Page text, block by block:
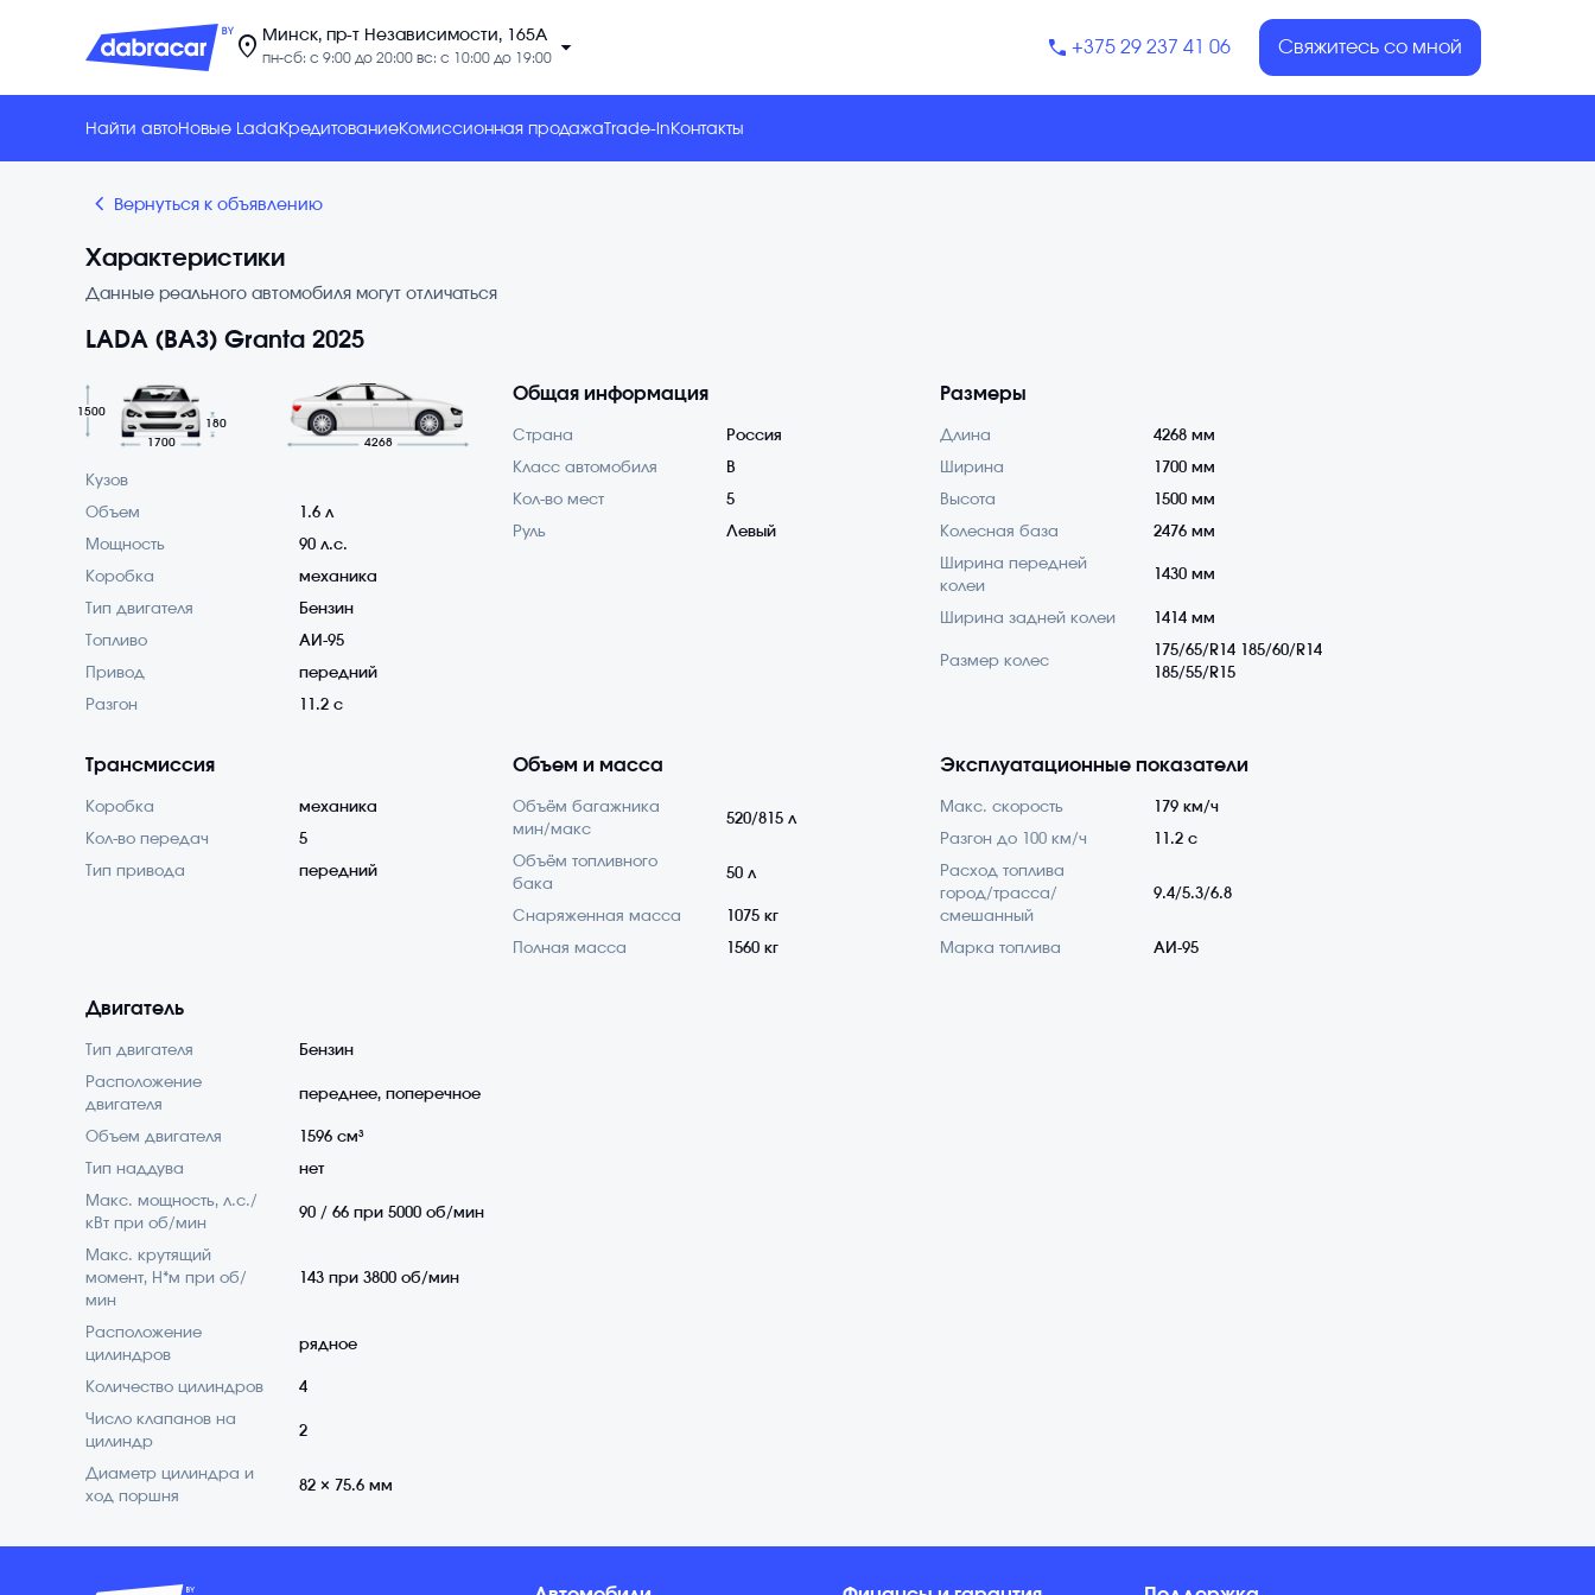
location_on Минск, пр-т Независимости, 165А
пн-сб: с 9:00 до 20:00 вс: с 10:00 до 19:00 arrow_drop_down +375 29 237 41 06 Свяжитесь со мной
Найти автоНовые Lada КредитованиеКомиссионная продажа Trade-in Контакты
chevron_backward Вернуться к объявлению
Характеристики
Данные реального автомобиля могут отличаться
LADA (ВАЗ) Granta 2025
1700
1500
180
4268
Кузов
Объем 1.6 л
Мощность 90 л.с.
Коробка механика
Тип двигателя Бензин
Топливо АИ-95
Привод передний
Разгон 11.2 с
Общая информация
Страна Россия
Класс автомобиля B
Кол-во мест 5
Руль Левый
Размеры
Длина 4268 мм
Ширина 1700 мм
Высота 1500 мм
Колесная база 2476 мм
Ширина передней
колеи
1430 мм
Ширина задней колеи 1414 мм
Размер колес
175/65/R14 185/60/R14
185/55/R15
Трансмиссия
Коробка механика
Кол-во передач 5
Тип привода передний
Объем и масса
Объём багажника
мин/макс
520/815 л
Объём топливного
бака
50 л
Снаряженная масса 1075 кг
Полная масса 1560 кг
Эксплуатационные показатели
Макс. скорость 179 км/ч
Разгон до 100 км/ч 11.2 с
Расход топлива
город/трасса/
смешанный
9.4/5.3/6.8
Марка топлива АИ-95
Двигатель
Тип двигателя Бензин
Расположение
двигателя
переднее, поперечное
Объем двигателя 1596 см³
Тип наддува нет
Макс. мощность, л.с./
кВт при об/мин
90 / 66 при 5000 об/мин
Макс. крутящий
момент, Н*м при об/
мин
143 при 3800 об/мин
Расположение
цилиндров
рядное
Количество цилиндров 4
Число клапанов на
цилиндр
2
Диаметр цилиндра и
ход поршня
82 × 75.6 мм